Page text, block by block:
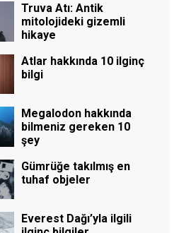
Truva Atı: Antik
mitolojideki gizemli
hikaye
Atlar hakkında 10 ilginç
bilgi
Megalodon hakkında
bilmeniz gereken 10
şey
Gümrüğe takılmış en
tuhaf objeler
Everest Dağı’yla ilgili